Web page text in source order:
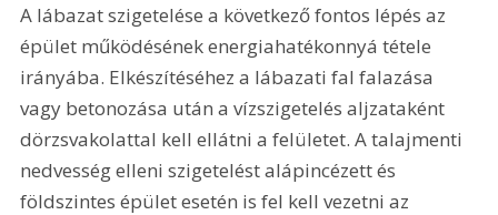
A lábazat szigetelése a következő fontos lépés az
épület működésének energiahatékonnyá tétele
irányába. Elké­szítéséhez a lábazati fal falazása
vagy betonozása után a vízszigetelés aljzataként
dörzsvakolattal kell ellátni a felületet. A talajmenti
nedvesség elleni szigetelést alápincézett és
földszintes épület esetén is fel kell vezetni az